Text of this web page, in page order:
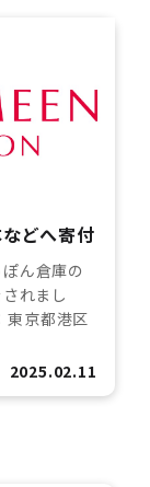
どへ寄付
ん倉庫の
れまし
東京都港区
2025.02.11